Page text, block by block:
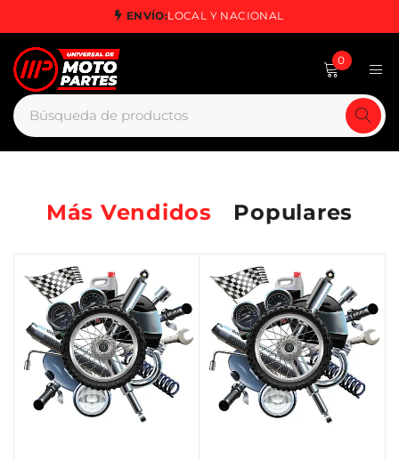
ENVÍO:LOCAL Y NACIONAL
0
Más Vendidos Populares